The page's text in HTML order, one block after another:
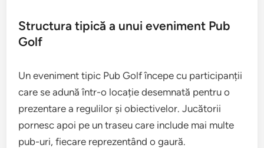
Structura tipică a unui eveniment Pub
Golf
Un eveniment tipic Pub Golf începe cu participanții
care se adună într-o locație desemnată pentru o
prezentare a regulilor și obiectivelor. Jucătorii
pornesc apoi pe un traseu care include mai multe
pub-uri, fiecare reprezentând o gaură.